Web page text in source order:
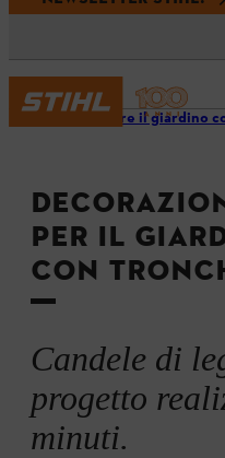
Decorare il giardino
PER IL
CON
Candele di
progetto
minuti.